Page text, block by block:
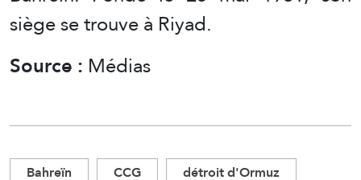
siège se trouve à Riyad.
Source : Médias
Bahreïn CCG
détroit d'Ormuz